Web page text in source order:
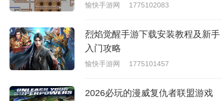
愉快手游网 1775102083
烈焰觉醒手游下载安装教程及新手
入门攻略
愉快手游网 1775101457
2026必玩的漫威复仇者联盟游戏